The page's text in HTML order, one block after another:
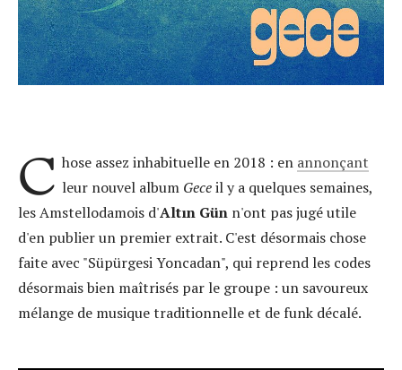
C hose assez inhabituelle en 2018 : en annonçant
leur nouvel album Geceil y a quelques semaines,
les Amstellodamois d'Altın Gün n'ont pas jugé utile
d'en publier un premier extrait. C'est désormais chose
faite avec "Süpürgesi Yoncadan", qui reprend les codes
désormais bien maîtrisés par le groupe : un savoureux
mélange de musique traditionnelle et de funk décalé.